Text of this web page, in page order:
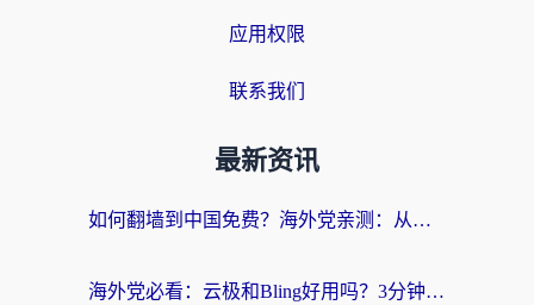
应用权限
联系我们
最新资讯
如何翻墙到中国免费？海外党亲测：从踩坑到选对加速器的全攻略
海外党必看：云极和Bling好用吗？3分钟教你选对回国加速器